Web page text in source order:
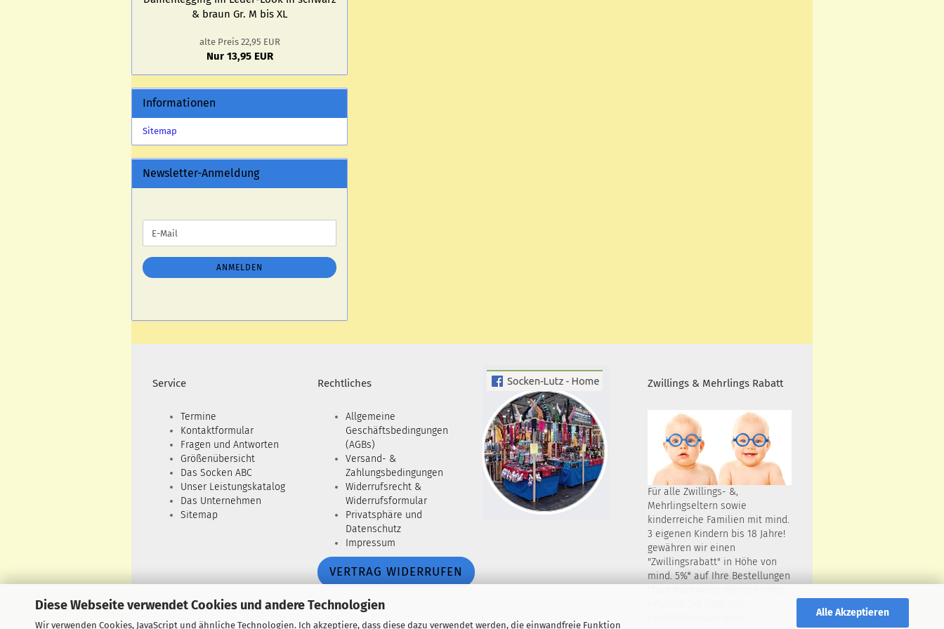
Diese Webseite verwendet Cookies und andere Technologien
Wir verwenden Cookies, JavaScript und ähnliche Technologien. Ich akzeptiere, dass diese dazu verwendet werden, die einwandfreie Funktion
Alle Akzeptieren
& braun Gr. M bis XL
alte Preis 22,95 EUR
Nur 13,95 EUR
Informationen
Sitemap
Newsletter-Anmeldung
ZUR
ANMELDUNG
E-
Mail
ANMELDEN
Service
Termine
Kontaktformular
Fragen und Antworten
Größenübersicht
Das Socken ABC
Unser Leistungskatalog
Das Unternehmen
Sitemap
Rechtliches
Allgemeine
Geschäftsbedingungen
(AGBs)
Versand- &
Zahlungsbedingungen
Widerrufsrecht &
Widerrufsformular
Privatsphäre und
Datenschutz
Impressum
VERTRAG WIDERRUFEN
Zwillings & Mehrlings Rabatt
Für alle Zwillings- &,
Mehrlingseltern sowie
kinderreiche Familien mit mind.
3 eigenen Kindern bis 18 Jahre!
gewähren wir einen
"Zwillingsrabatt" in Höhe von
mind. 5%* auf Ihre Bestellungen